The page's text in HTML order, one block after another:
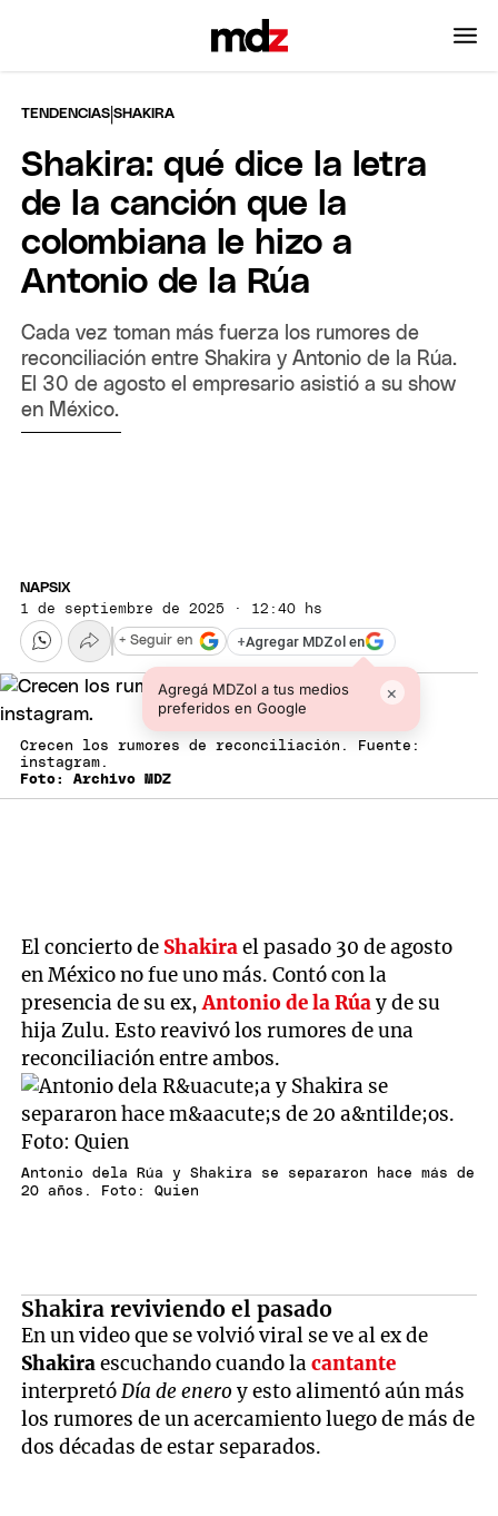
TENDENCIAS |SHAKIRA
Shakira: qué dice la letra
de la canción que la
colombiana le hizo a
Antonio de la Rúa
Cada vez toman más fuerza los rumores de
reconciliación entre Shakira y Antonio de la Rúa.
El 30 de agosto el empresario asistió a su show
en México.
NAPSIX
1 de septiembre de 2025 · 12:40 hs
+Agregar MDZol en
Agregá MDZol a tus medios
preferidos en Google
×
+ Seguir en
Crecen los rumores de reconciliación. Fuente:
instagram.
Foto: Archivo MDZ
El concierto de Shakirael pasado 30 de agosto
en México no fue uno más. Contó con la
presencia de su ex, Antonio de la Rúay de su
hija Zulu. Esto reavivó los rumores de una
reconciliación entre ambos.
Antonio dela Rúa y Shakira se separaron hace más de
20 años. Foto: Quien
Shakira reviviendo el pasado
En un video que se volvió viral se ve al ex de
Shakiraescuchando cuando lacantante
interpretóDía de eneroy esto alimentó aún más
los rumores de un acercamiento luego de más de
dos décadas de estar separados.